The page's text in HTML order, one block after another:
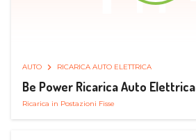
AUTO RICARICA AUTO ELETTRICA
Be Power Ricarica Auto Elettrica
Ricarica in Postazioni Fisse